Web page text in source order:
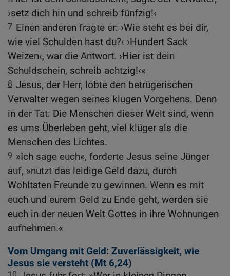
›setz dich hin und schreib fünfzig!‹
7 Einen anderen fragte er: ›Wie steht es bei dir,
wie viel Schulden hast du?‹ ›Hundert Sack
Weizen‹, war die Antwort. ›Hier ist dein
Schuldschein, schreib achtzig!‹«
8 Jesus, der Herr, lobte den betrügerischen
Verwalter wegen seines klugen Vorgehens. Denn
in der Tat: Die Menschen dieser Welt sind, wenn
es ums Überleben geht, viel klüger als die
Menschen des Lichtes.
9 »Ich sage euch«, forderte Jesus seine Jünger
auf, »nutzt das leidige Geld dazu, durch
Wohltaten Freunde zu gewinnen. Wenn es mit
euch und eurem Geld zu Ende geht, werden sie
euch in der neuen Welt Gottes in ihre Wohnungen
aufnehmen.«
Vom Umgang mit Geld: Zuverlässigkeit, wie
Jesus sie versteht (Mt 6,24)